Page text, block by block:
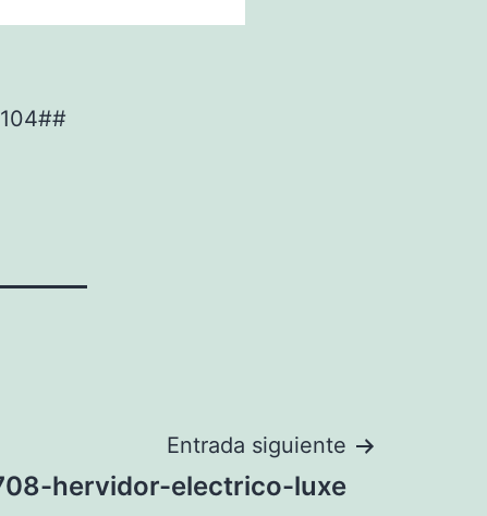
Entrada siguiente
hervidor-electrico-luxe